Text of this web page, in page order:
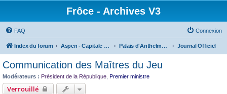
Frôce - Archives V3
FAQ Connexion
Index du forum Aspen - Capitale de la Frôce Palais d'Anthelme - Présidence de la République Journal Officiel
Communication des Maîtres du Jeu
Modérateurs : Président de la République Premier ministre
Verrouillé